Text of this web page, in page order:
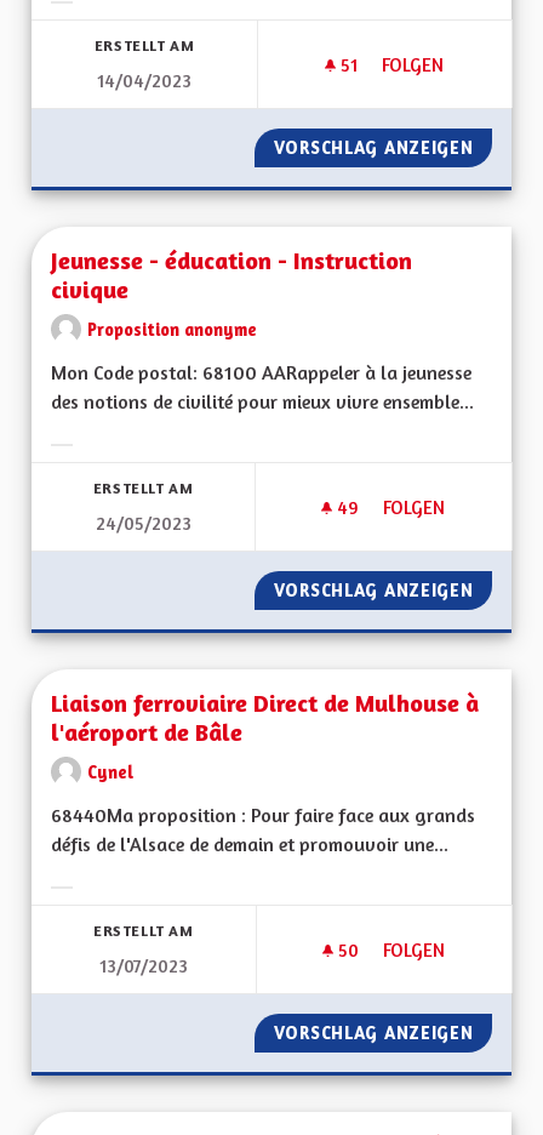
ERSTELLT AM
14/04/2023
51 51 FOLLOWER
FOLGEN
PLANS ALSACIENS
VORSCHLAG ANZEIGEN
Jeunesse - éducation - Instruction
civique
Proposition anonyme
Mon Code postal: 68100 AARappeler à la jeunesse
des notions de civilité pour mieux vivre ensemble...
ERSTELLT AM
24/05/2023
49 49 FOLLOWER
FOLGEN
JEUNESSE -
VORSCHLAG ANZEIGEN
Liaison ferroviaire Direct de Mulhouse à
l'aéroport de Bâle
Cynel
68440Ma proposition : Pour faire face aux grands
défis de l'Alsace de demain et promouvoir une...
ERSTELLT AM
13/07/2023
50 50 FOLLOWER
FOLGEN
LIAISON
VORSCHLAG ANZEIGEN